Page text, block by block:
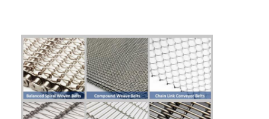
বাড়ি
পণ্য
আমাদের সম্পর্কে